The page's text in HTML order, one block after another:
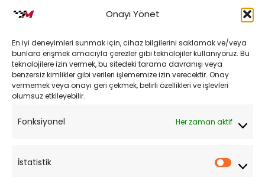
Onayı Yönet
En iyi deneyimleri sunmak için, cihaz bilgilerini saklamak ve/veya
bunlara erişmek amacıyla çerezler gibi teknolojiler kullanıyoruz. Bu
teknolojilere izin vermek, bu sitedeki tarama davranışı veya
benzersiz kimlikler gibi verileri işlememize izin verecektir. Onay
vermemek veya onayı geri çekmek, belirli özellikleri ve işlevleri
olumsuz etkileyebilir.
Fonksiyonel Her zaman aktif
İstatistik
Kişisel Verilerin Korunması
Mesafeli Satış Sözleşmesi
YARDIM
Sipariş Takibi